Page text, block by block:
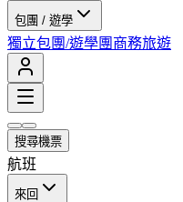
包團 / 遊學
獨立包團/遊學團 商務旅遊
搜尋機票
航班
來回